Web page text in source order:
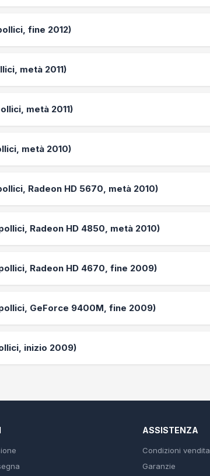
fine 2012)
metà 2011)
metà 2011)
metà 2010)
Radeon HD 5670, metà 2010)
Radeon HD 4850, metà 2010)
Radeon HD 4670, fine 2009)
GeForce 9400M, fine 2009)
inizio 2009)
ASSISTENZA
Condizioni vendita
Garanzie